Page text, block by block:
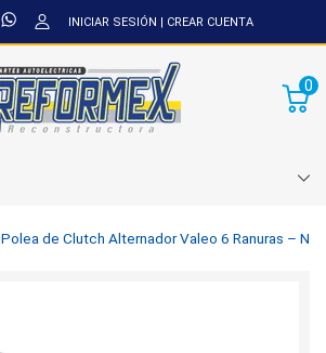
INICIAR SESIÓN | CREAR CUENTA
0
Polea de Clutch Alternador Valeo 6 Ranuras –